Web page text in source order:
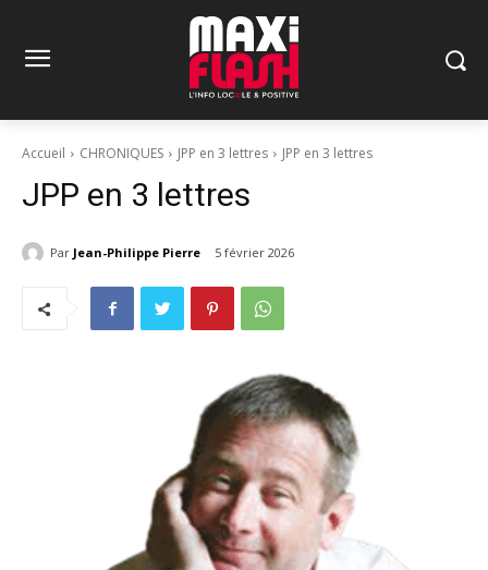
Accueil CHRONIQUES JPP en 3 lettres JPP en 3 lettres
JPP en 3 lettres
Par Jean-Philippe Pierre 5 février 2026